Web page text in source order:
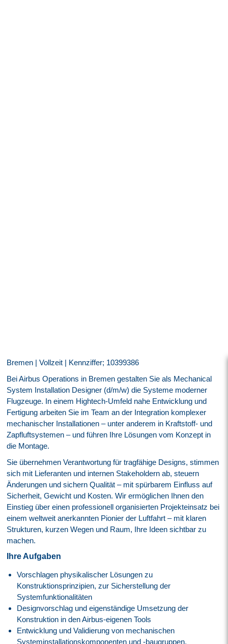
Bremen | Vollzeit | Kennziffer; 10399386
Bei Airbus Operations in Bremen gestalten Sie als Mechanical
System Installation Designer (d/m/w) die Systeme moderner
Flugzeuge. In einem Hightech-Umfeld nahe Entwicklung und
Fertigung arbeiten Sie im Team an der Integration komplexer
mechanischer Installationen – unter anderem in Kraftstoff- und
Zapfluftsystemen – und führen Ihre Lösungen vom Konzept in
die Montage.
Sie übernehmen Verantwortung für tragfähige Designs, stimmen
sich mit Lieferanten und internen Stakeholdern ab, steuern
Änderungen und sichern Qualität – mit spürbarem Einfluss auf
Sicherheit, Gewicht und Kosten. Wir ermöglichen Ihnen den
Einstieg über einen professionell organisierten Projekteinsatz bei
einem weltweit anerkannten Pionier der Luftfahrt – mit klaren
Strukturen, kurzen Wegen und Raum, Ihre Ideen sichtbar zu
machen.
Ihre Aufgaben
Vorschlagen physikalischer Lösungen zu
Konstruktionsprinzipien, zur Sicherstellung der
Systemfunktionalitäten
Designvorschlag und eigenständige Umsetzung der
Konstruktion in den Airbus-eigenen Tools
Entwicklung und Validierung von mechanischen
Systeminstallationskomponenten und -baugruppen,